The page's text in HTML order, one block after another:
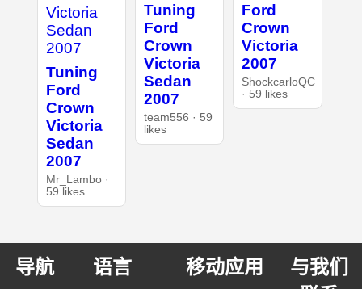
Tuning
Ford
Crown
Victoria
Sedan
2007
Mr_Lambo ·
59 likes
Tuning
Ford
Crown
Victoria
Sedan
2007
team556 · 59
likes
Ford
Crown
Victoria
2007
ShockcarloQC
· 59 likes
导航 语言 移动应用
与我们